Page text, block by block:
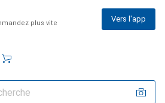
plus vite Vers l'app